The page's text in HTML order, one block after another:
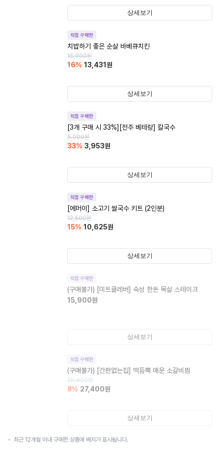
상세보기
직접 구매한
치밥하기 좋은 순살 바베큐치킨
15,990원
16% 13,431 원
상세보기
직접 구매한
[3개 구매 시 33%][전주 베테랑] 칼국수
5,900원
33% 3,953원
상세보기
직접 구매한
[에머이] 소고기 쌀국수 키트 (2인분)
12,500원
15% 10,625원
상세보기
직접 구매한
(구매불가) [미트클레버] 숙성 한돈 목살 스테이크
15,900원
상세보기
직접 구매한
(구매불가) [간판없는집] 떡듬뿍 매운 소갈비찜
29,800원
8% 27,400원
상세보기
최근 12개월 이내 구매한 상품에 배지가 표시됩니다.